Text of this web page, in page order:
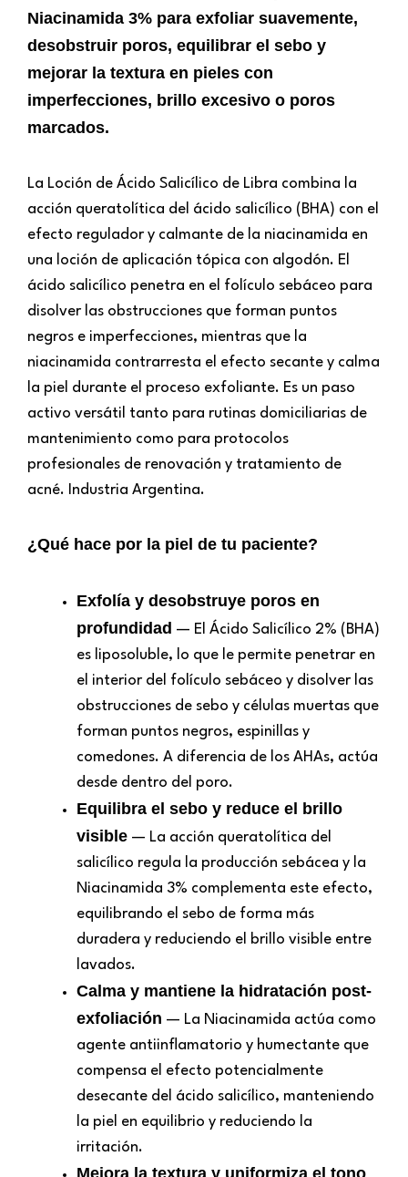
Niacinamida 3% para exfoliar suavemente,
desobstruir poros, equilibrar el sebo y
mejorar la textura en pieles con
imperfecciones, brillo excesivo o poros
marcados.
La Loción de Ácido Salicílico de Libra combina la
acción queratolítica del ácido salicílico (BHA) con el
efecto regulador y calmante de la niacinamida en
una loción de aplicación tópica con algodón. El
ácido salicílico penetra en el folículo sebáceo para
disolver las obstrucciones que forman puntos
negros e imperfecciones, mientras que la
niacinamida contrarresta el efecto secante y calma
la piel durante el proceso exfoliante. Es un paso
activo versátil tanto para rutinas domiciliarias de
mantenimiento como para protocolos
profesionales de renovación y tratamiento de
acné. Industria Argentina.
¿Qué hace por la piel de tu paciente?
Exfolía y desobstruye poros en
profundidad — El Ácido Salicílico 2% (BHA)
es liposoluble, lo que le permite penetrar en
el interior del folículo sebáceo y disolver las
obstrucciones de sebo y células muertas que
forman puntos negros, espinillas y
comedones. A diferencia de los AHAs, actúa
desde dentro del poro.
Equilibra el sebo y reduce el brillo
visible — La acción queratolítica del
salicílico regula la producción sebácea y la
Niacinamida 3% complementa este efecto,
equilibrando el sebo de forma más
duradera y reduciendo el brillo visible entre
lavados.
Calma y mantiene la hidratación post-
exfoliación — La Niacinamida actúa como
agente antiinflamatorio y humectante que
compensa el efecto potencialmente
desecante del ácido salicílico, manteniendo
la piel en equilibrio y reduciendo la
irritación.
Mejora la textura y uniformiza el tono